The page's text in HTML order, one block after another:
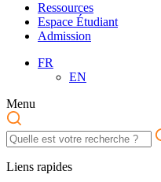
Ressources
Espace Étudiant
Admission
FR
EN
Menu
Liens rapides